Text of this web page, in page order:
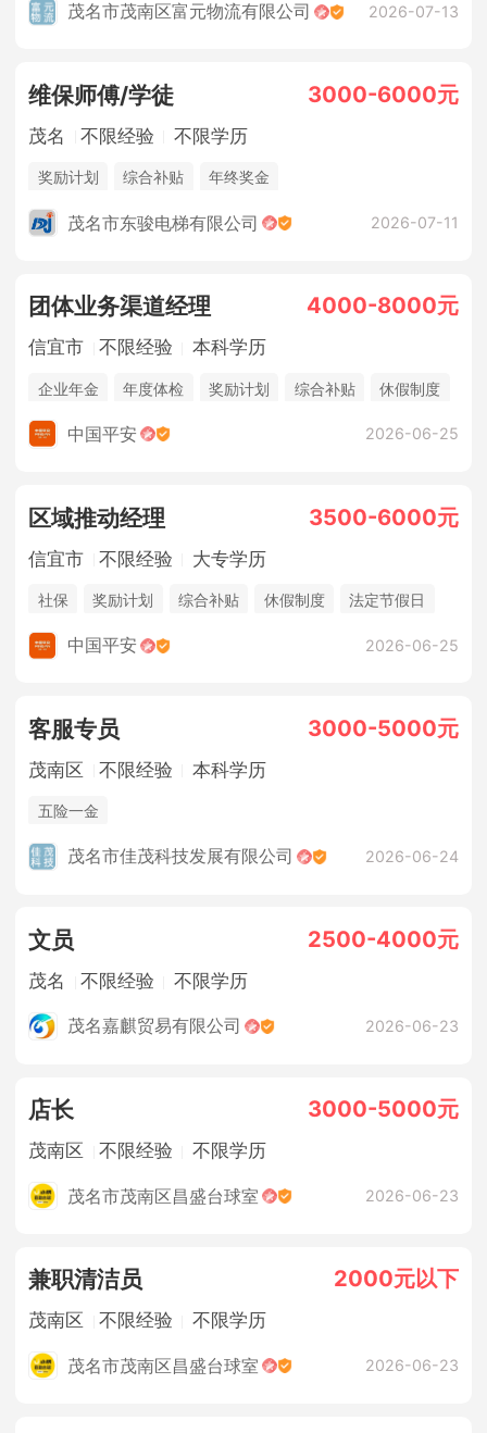
茂名市茂南区富元物流有限公司 2026-07-13
维保师傅/学徒 3000-6000元
茂名 不限经验 不限学历
奖励计划 综合补贴 年终奖金
茂名市东骏电梯有限公司 2026-07-11
团体业务渠道经理 4000-8000元
信宜市 不限经验 本科学历
企业年金 年度体检 奖励计划 综合补贴
休假制度
法定节假日
中国平安 2026-06-25
区域推动经理 3500-6000元
信宜市 不限经验 大专学历
社保 奖励计划 综合补贴 休假制度
法定节假日
年终奖金
中国平安 2026-06-25
客服专员 3000-5000元
茂南区 不限经验 本科学历
五险一金
茂名市佳茂科技发展有限公司 2026-06-24
文员 2500-4000元
茂名 不限经验 不限学历
茂名嘉麒贸易有限公司 2026-06-23
店长 3000-5000元
茂南区 不限经验 不限学历
茂名市茂南区昌盛台球室 2026-06-23
兼职清洁员 2000元以下
茂南区 不限经验 不限学历
茂名市茂南区昌盛台球室 2026-06-23